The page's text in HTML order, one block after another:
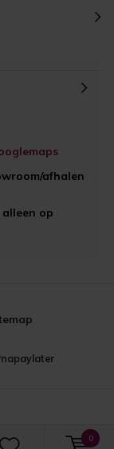
0
afhalen
alleen op